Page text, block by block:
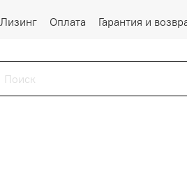
Лизинг Оплата Гарантия и